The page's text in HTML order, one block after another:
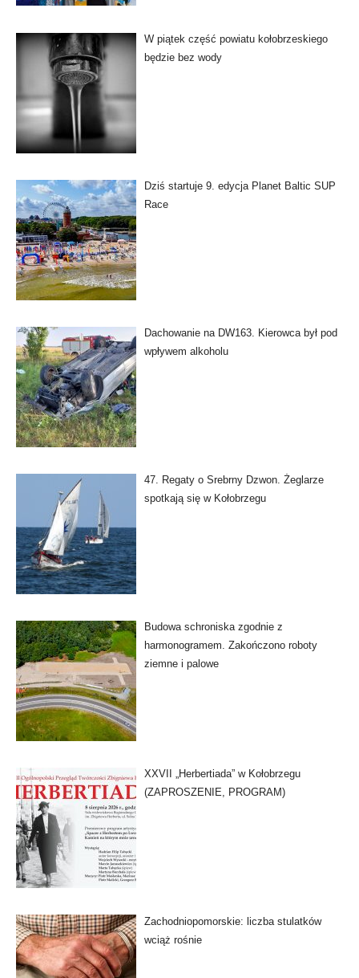
W piątek część powiatu kołobrzeskiego
będzie bez wody
Dziś startuje 9. edycja Planet Baltic SUP
Race
Dachowanie na DW163. Kierowca był pod
wpływem alkoholu
47. Regaty o Srebrny Dzwon. Żeglarze
spotkają się w Kołobrzegu
Budowa schroniska zgodnie z
harmonogramem. Zakończono roboty
ziemne i palowe
XXVII „Herbertiada” w Kołobrzegu
(ZAPROSZENIE, PROGRAM)
Zachodniopomorskie: liczba stulatków
wciąż rośnie